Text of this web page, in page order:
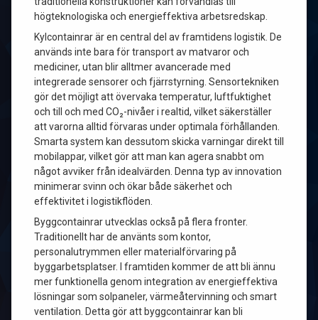
högteknologiska och energieffektiva arbetsredskap.
Kylcontainrar är en central del av framtidens logistik. De
används inte bara för transport av matvaror och
mediciner, utan blir alltmer avancerade med
integrerade sensorer och fjärrstyrning. Sensortekniken
gör det möjligt att övervaka temperatur, luftfuktighet
och till och med CO₂-nivåer i realtid, vilket säkerställer
att varorna alltid förvaras under optimala förhållanden.
Smarta system kan dessutom skicka varningar direkt till
mobilappar, vilket gör att man kan agera snabbt om
något avviker från idealvärden. Denna typ av innovation
minimerar svinn och ökar både säkerhet och
effektivitet i logistikflöden.
Byggcontainrar utvecklas också på flera fronter.
Traditionellt har de använts som kontor,
personalutrymmen eller materialförvaring på
byggarbetsplatser. I framtiden kommer de att bli ännu
mer funktionella genom integration av energieffektiva
lösningar som solpaneler, värmeåtervinning och smart
ventilation. Detta gör att byggcontainrar kan bli